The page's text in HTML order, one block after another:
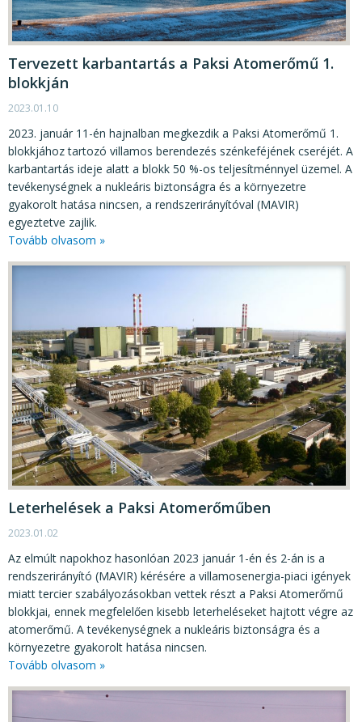
JOGI SZABÁLYOZÁS, ÚTMUTATÓK
KIADVÁNYOK, JELENTÉSEK
E-ÜGYINTÉZÉS
Tervezett karbantartás a Paksi Atomerőmű 1.
blokkján
2023.01.10
2023. január 11-én hajnalban megkezdik a Paksi Atomerőmű 1.
blokkjához tartozó villamos berendezés szénkeféjének cseréjét. A
karbantartás ideje alatt a blokk 50 %-os teljesítménnyel üzemel. A
tevékenységnek a nukleáris biztonságra és a környezetre
gyakorolt hatása nincsen, a rendszerirányítóval (MAVIR)
egyeztetve zajlik.
Tovább olvasom »
Leterhelések a Paksi Atomerőműben
2023.01.02
Az elmúlt napokhoz hasonlóan 2023 január 1-én és 2-án is a
rendszerirányító (MAVIR) kérésére a villamosenergia-piaci igények
miatt tercier szabályozásokban vettek részt a Paksi Atomerőmű
blokkjai, ennek megfelelően kisebb leterheléseket hajtott végre az
atomerőmű. A tevékenységnek a nukleáris biztonságra és a
környezetre gyakorolt hatása nincsen.
Tovább olvasom »